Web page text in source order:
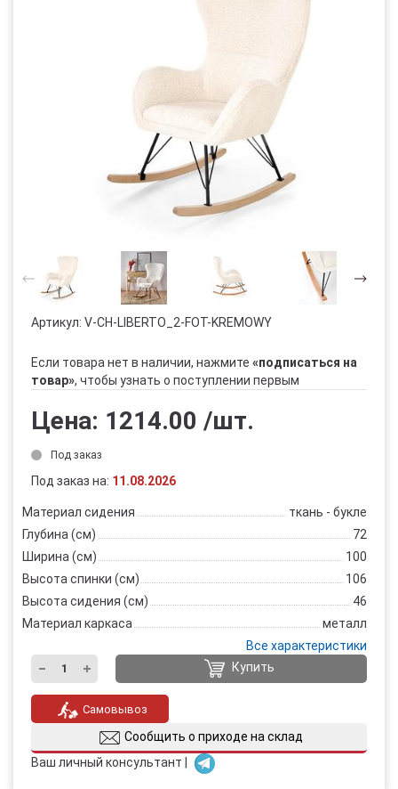
Артикул: V-CH-LIBERTO_2-FOT-KREMOWY
Если товара нет в наличии, нажмите «подписаться на
товар», чтобы узнать о поступлении первым
Цена: 1214.00 /шт.
Под заказ
Под заказ на: 11.08.2026
Материал сидения
ткань - букле
Глубина (см)
72
Ширина (см)
100
Высота спинки (см)
106
Высота сидения (см)
46
Материал каркаса
металл
Все характеристики
Купить
Самовывоз
Сообщить о приходе на склад
Ваш личный консультант |